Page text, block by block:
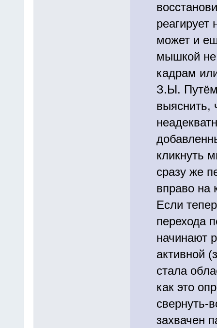
реагирует
может и
мышкой не
кадрам
З.Ы. Путём
выяснить,
кликнуть
сразу же
вправо на
Если
перехода
начинают
активной
стала
как это
свернуть-
захвачен